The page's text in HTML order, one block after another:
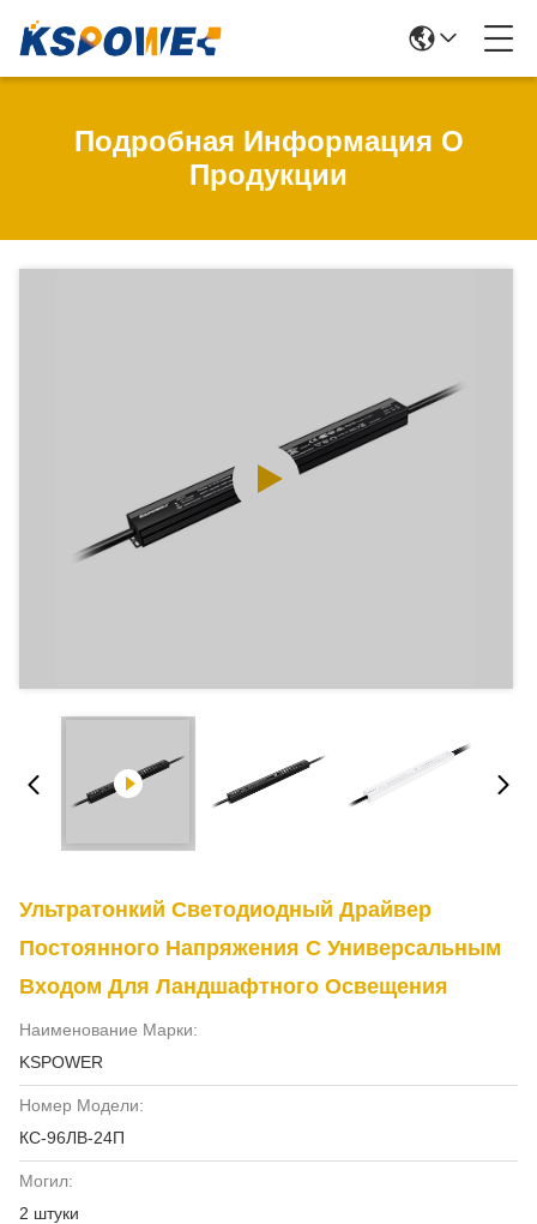
Подробная Информация О
Продукции
Ультратонкий Светодиодный Драйвер
Постоянного Напряжения С Универсальным
Входом Для Ландшафтного Освещения
Наименование Марки:
KSPOWER
Номер Модели:
КС-96ЛВ-24П
Могил:
2 штуки